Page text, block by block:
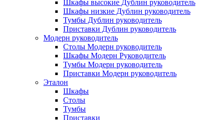
Шкафы высокие Дублин руководитель
Шкафы низкие Дублин руководитель
Тумбы Дублин руководитель
Приставки Дублин руководитель
Модерн руководитель
Столы Модерн руководитель
Шкафы Модерн Руководитель
Тумбы Модерн руководитель
Приставки Модерн руководитель
Эталон
Шкафы
Столы
Тумбы
Приставки